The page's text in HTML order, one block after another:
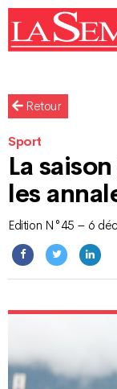
Retour
Sport
La
les
Edition N°45 – 6